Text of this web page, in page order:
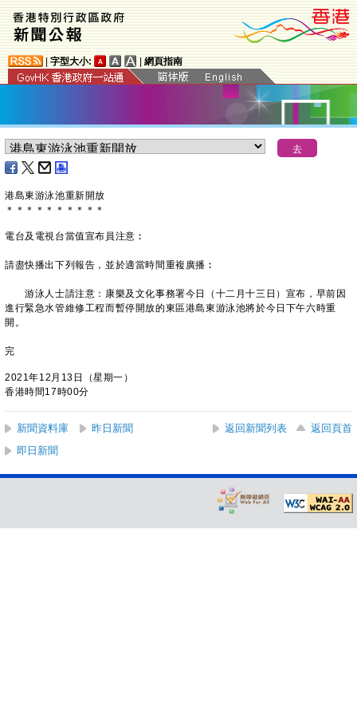
字型大小: 網頁指南
港島東游泳池重新開放
＊ ＊ ＊ ＊ ＊ ＊ ＊ ＊ ＊ ＊
電台及電視台當值宣布員注意︰
請盡快播出下列報告，並於適當時間重複廣播︰
游泳人士請注意：康樂及文化事務署今日（十二月十三日）宣布，早前因
進行緊急水管維修工程而暫停開放的東區港島東游泳池將於今日下午六時重
開。
完
2021年12月13日（星期一）
香港時間17時00分
新聞資料庫 昨日新聞 返回新聞列表
返回頁首
即日新聞